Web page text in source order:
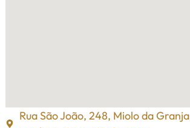
Rua São João, 248, Miolo da